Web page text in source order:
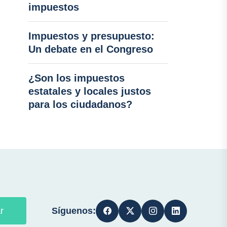
impuestos
Impuestos y presupuesto:
Un debate en el Congreso
¿Son los impuestos
estatales y locales justos
para los ciudadanos?
Síguenos: